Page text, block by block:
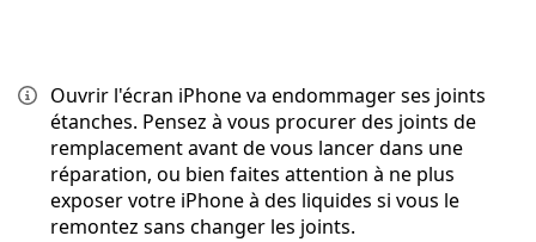
Ouvrir l'écran iPhone va endommager ses joints
étanches. Pensez à vous procurer des joints de
remplacement avant de vous lancer dans une
réparation, ou bien faites attention à ne plus
exposer votre iPhone à des liquides si vous le
remontez sans changer les joints.